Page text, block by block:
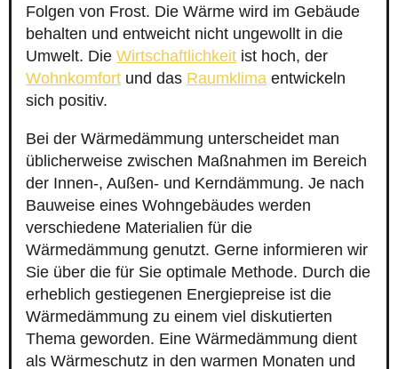
Folgen von Frost. Die Wärme wird im Gebäude
behalten und entweicht nicht ungewollt in die
Umwelt. Die Wirtschaftlichkeit ist hoch, der
Wohnkomfort und das Raumklima entwickeln
sich positiv.
Bei der Wärmedämmung unterscheidet man
üblicherweise zwischen Maßnahmen im Bereich
der Innen-, Außen- und Kerndämmung. Je nach
Bauweise eines Wohngebäudes werden
verschiedene Materialien für die
Wärmedämmung genutzt. Gerne informieren wir
Sie über die für Sie optimale Methode. Durch die
erheblich gestiegenen Energiepreise ist die
Wärmedämmung zu einem viel diskutierten
Thema geworden. Eine Wärmedämmung dient
als Wärmeschutz in den warmen Monaten und